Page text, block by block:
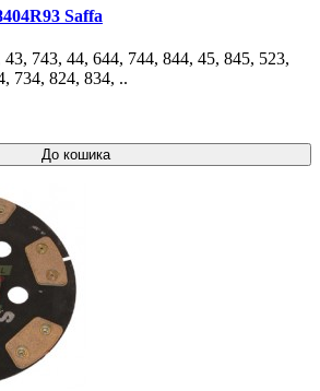
Saffa
743, 44, 644, 744, 844, 45, 845, 523,
734, 824, 834, ..
До кошика